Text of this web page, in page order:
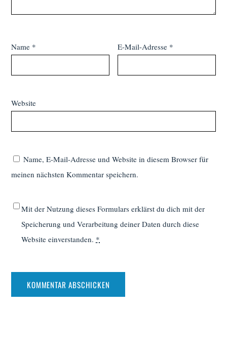
Name * E-Mail-Adresse *
Website
Name, E-Mail-Adresse und Website in diesem Browser für
meinen nächsten Kommentar speichern.
Mit der Nutzung dieses Formulars erklärst du dich mit der
Speicherung und Verarbeitung deiner Daten durch diese
Website einverstanden. *